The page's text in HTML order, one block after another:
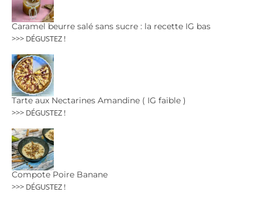
Caramel beurre salé sans sucre : la recette IG bas
>>> DÉGUSTEZ !
Tarte aux Nectarines Amandine ( IG faible )
>>> DÉGUSTEZ !
Compote Poire Banane
>>> DÉGUSTEZ !